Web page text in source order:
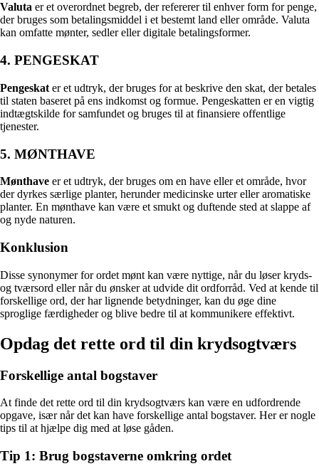
Valuta er et overordnet begreb, der refererer til enhver form for penge,
der bruges som betalingsmiddel i et bestemt land eller område. Valuta
kan omfatte mønter, sedler eller digitale betalingsformer.
4. PENGESKAT
Pengeskat er et udtryk, der bruges for at beskrive den skat, der betales
til staten baseret på ens indkomst og formue. Pengeskatten er en vigtig
indtægtskilde for samfundet og bruges til at finansiere offentlige
tjenester.
5. MØNTHAVE
Mønthave er et udtryk, der bruges om en have eller et område, hvor
der dyrkes særlige planter, herunder medicinske urter eller aromatiske
planter. En mønthave kan være et smukt og duftende sted at slappe af
og nyde naturen.
Konklusion
Disse synonymer for ordet mønt kan være nyttige, når du løser kryds-
og tværsord eller når du ønsker at udvide dit ordforråd. Ved at kende til
forskellige ord, der har lignende betydninger, kan du øge dine
sproglige færdigheder og blive bedre til at kommunikere effektivt.
Opdag det rette ord til din krydsogtværs
Forskellige antal bogstaver
At finde det rette ord til din krydsogtværs kan være en udfordrende
opgave, især når det kan have forskellige antal bogstaver. Her er nogle
tips til at hjælpe dig med at løse gåden.
Tip 1: Brug bogstaverne omkring ordet